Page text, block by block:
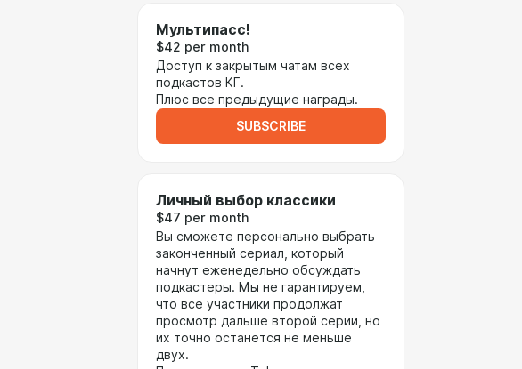
Мультипасс!
$42 per month
Доступ к закрытым чатам всех
подкастов КГ.
Плюс все предыдущие награды.
SUBSCRIBE
Личный выбор классики
$47 per month
Вы сможете персонально выбрать
законченный сериал, который
начнут еженедельно обсуждать
подкастеры. Мы не гарантируем,
что все участники продолжат
просмотр дальше второй серии, но
их точно останется не меньше
двух.